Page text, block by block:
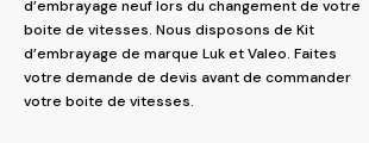
d’embrayage neuf lors du changement de votre
boite de vitesses. Nous disposons de Kit
d’embrayage de marque Luk et Valeo. Faites
votre demande de devis avant de commander
votre boite de vitesses.